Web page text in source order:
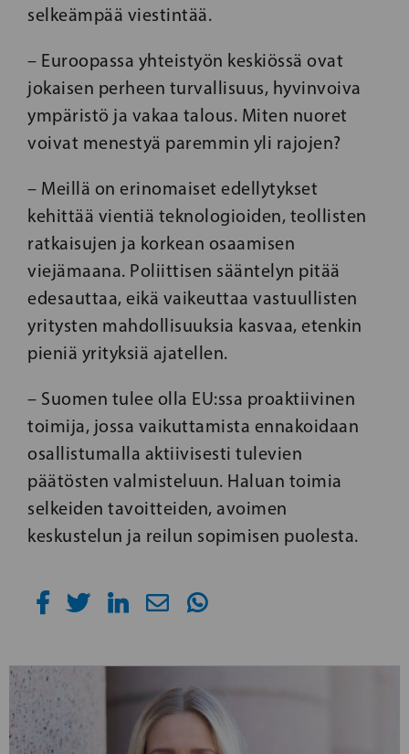
selkeämpää viestintää.
– Euroopassa yhteistyön keskiössä ovat
jokaisen perheen turvallisuus, hyvinvoiva
ympäristö ja vakaa talous. Miten nuoret
voivat menestyä paremmin yli rajojen?
– Meillä on erinomaiset edellytykset
kehittää vientiä teknologioiden, teollisten
ratkaisujen ja korkean osaamisen
viejämaana. Poliittisen sääntelyn pitää
edesauttaa, eikä vaikeuttaa vastuullisten
yritysten mahdollisuuksia kasvaa, etenkin
pieniä yrityksiä ajatellen.
– Suomen tulee olla EU:ssa proaktiivinen
toimija, jossa vaikuttamista ennakoidaan
osallistumalla aktiivisesti tulevien
päätösten valmisteluun. Haluan toimia
selkeiden tavoitteiden, avoimen
keskustelun ja reilun sopimisen puolesta.